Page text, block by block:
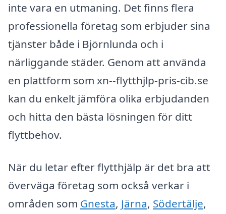
inte vara en utmaning. Det finns flera
professionella företag som erbjuder sina
tjänster både i Björnlunda och i
närliggande städer. Genom att använda
en plattform som xn--flytthjlp-pris-cib.se
kan du enkelt jämföra olika erbjudanden
och hitta den bästa lösningen för ditt
flyttbehov.
När du letar efter flytthjälp är det bra att
överväga företag som också verkar i
områden som Gnesta, Järna, Södertälje,